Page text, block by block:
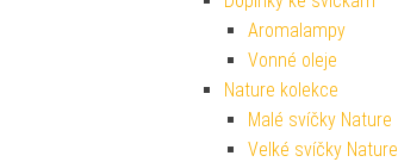
Aromalampy
Vonné oleje
Nature kolekce
Malé svíčky Nature
Velké svíčky Nature